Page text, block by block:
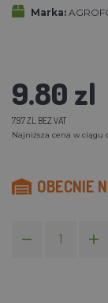
Marka:
9.80 zl
7.97 ZL BEZ VAT
Najniższa cena w ciągu
OBECNIE